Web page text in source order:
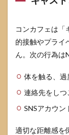
コンカフェは「
的接触やプライ
ん。次の行為は
体を触る、
連絡先をし
SNSアカウ
適切な距離感を